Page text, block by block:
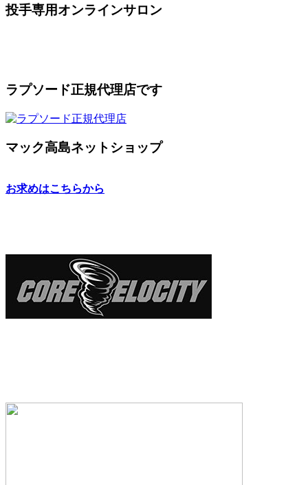
投手専用オンラインサロン
ラプソード正規代理店です
マック高島ネットショップ
お求めはこちらから